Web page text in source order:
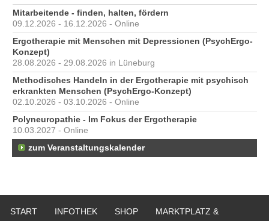
Mitarbeitende - finden, halten, fördern
09.12.2026 - 16.12.2026 - Online
Ergotherapie mit Menschen mit Depressionen (PsychErgo-
Konzept)
28.08.2026 - 29.08.2026 in Lüneburg
Methodisches Handeln in der Ergotherapie mit psychisch
erkrankten Menschen (PsychErgo-Konzept)
02.10.2026 - 03.10.2026 - Online
Polyneuropathie - Im Fokus der Ergotherapie
10.03.2027 - Online
zum Veranstaltungskalender
START INFOTHEK SHOP
MARKTPLATZ &